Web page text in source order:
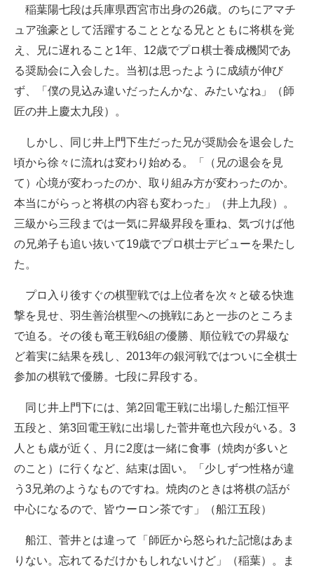
稲葉陽七段は兵庫県西宮市出身の26歳。のちにアマチ
ュア強豪として活躍することとなる兄とともに将棋を覚
え、兄に遅れること1年、12歳でプロ棋士養成機関であ
る奨励会に入会した。当初は思ったように成績が伸び
ず、「僕の見込み違いだったんかな、みたいなね」（師
匠の井上慶太九段）。
しかし、同じ井上門下生だった兄が奨励会を退会した
頃から徐々に流れは変わり始める。「（兄の退会を見
て）心境が変わったのか、取り組み方が変わったのか。
本当にがらっと将棋の内容も変わった」（井上九段）。
三級から三段までは一気に昇級昇段を重ね、気づけば他
の兄弟子も追い抜いて19歳でプロ棋士デビューを果たし
た。
プロ入り後すぐの棋聖戦では上位者を次々と破る快進
撃を見せ、羽生善治棋聖への挑戦にあと一歩のところま
で迫る。その後も竜王戦6組の優勝、順位戦での昇級な
ど着実に結果を残し、2013年の銀河戦ではついに全棋士
参加の棋戦で優勝。七段に昇段する。
同じ井上門下には、第2回電王戦に出場した船江恒平
五段と、第3回電王戦に出場した菅井竜也六段がいる。3
人とも歳が近く、月に2度は一緒に食事（焼肉が多いと
のこと）に行くなど、結束は固い。「少しずつ性格が違
う3兄弟のようなものですね。焼肉のときは将棋の話が
中心になるので、皆ウーロン茶です」（船江五段）
船江、菅井とは違って「師匠から怒られた記憶はあま
りない。忘れてるだけかもしれないけど」（稲葉）。ま